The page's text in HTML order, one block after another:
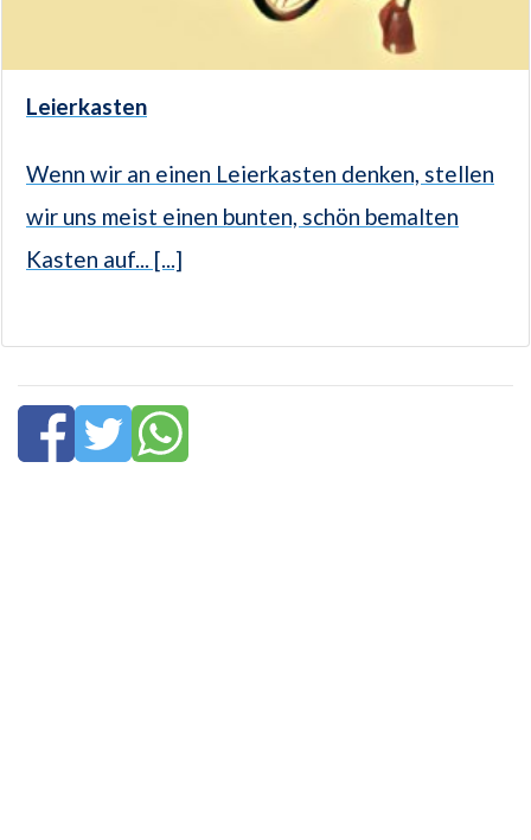
Leierkasten
Wenn wir an einen Leierkasten denken, stellen
wir uns meist einen bunten, schön bemalten
Kasten auf... [...]